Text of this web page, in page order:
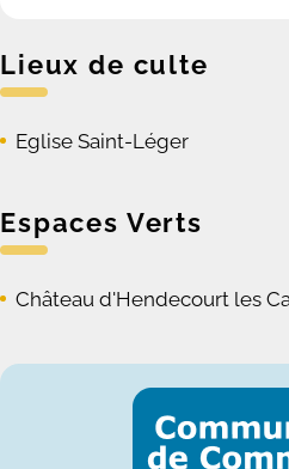
Lieux de culte
Eglise Saint-Léger
Espaces Verts
Château d'Hendecourt les